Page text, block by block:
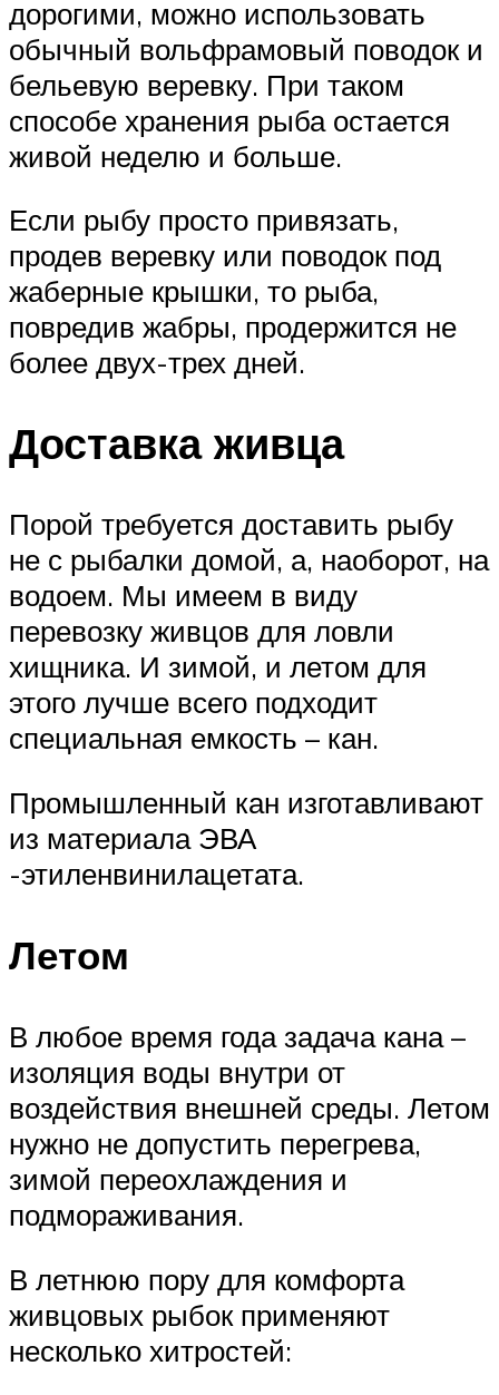
дорогими, можно использовать
обычный вольфрамовый поводок и
бельевую веревку. При таком
способе хранения рыба остается
живой неделю и больше.
Если рыбу просто привязать,
продев веревку или поводок под
жаберные крышки, то рыба,
повредив жабры, продержится не
более двух-трех дней.
Доставка живца
Порой требуется доставить рыбу
не с рыбалки домой, а, наоборот, на
водоем. Мы имеем в виду
перевозку живцов для ловли
хищника. И зимой, и летом для
этого лучше всего подходит
специальная емкость – кан.
Промышленный кан изготавливают
из материала ЭВА
-этиленвинилацетата.
Летом
В любое время года задача кана –
изоляция воды внутри от
воздействия внешней среды. Летом
нужно не допустить перегрева,
зимой переохлаждения и
подмораживания.
В летнюю пору для комфорта
живцовых рыбок применяют
несколько хитростей: